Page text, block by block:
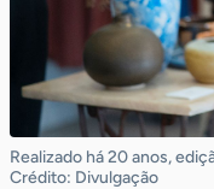
Realizado há 20 anos,
Crédito: Divulgação